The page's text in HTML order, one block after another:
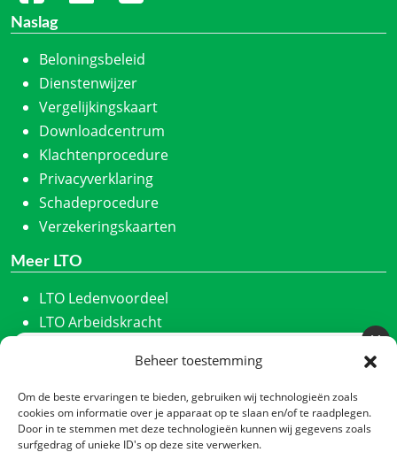
Beheer toestemming
Om de beste ervaringen te bieden, gebruiken wij technologieën zoals
cookies om informatie over je apparaat op te slaan en/of te raadplegen.
Door in te stemmen met deze technologieën kunnen wij gegevens zoals
surfgedrag of unieke ID's op deze site verwerken.
Naslag
Beloningsbeleid
Dienstenwijzer
Vergelijkingskaart
Downloadcentrum
Klachtenprocedure
Privacyverklaring
Schadeprocedure
Verzekeringskaarten
Meer LTO
LTO Ledenvoordeel
LTO Arbeidskracht
LTO Noord
LTO Nederland
Nieuwe Oogst
Meld u aan voor onze nieuwsbrief
Schrijf u in en we houden u maandelijks op de hoogte
van ons laatste nieuws.
Nieuwsbrief
*